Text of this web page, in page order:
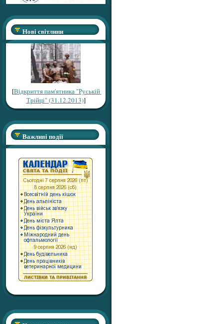
Нові світлини
[Відкриття пам'ятника "Руській
Трійці" (31.12.2013)]
Важливі події